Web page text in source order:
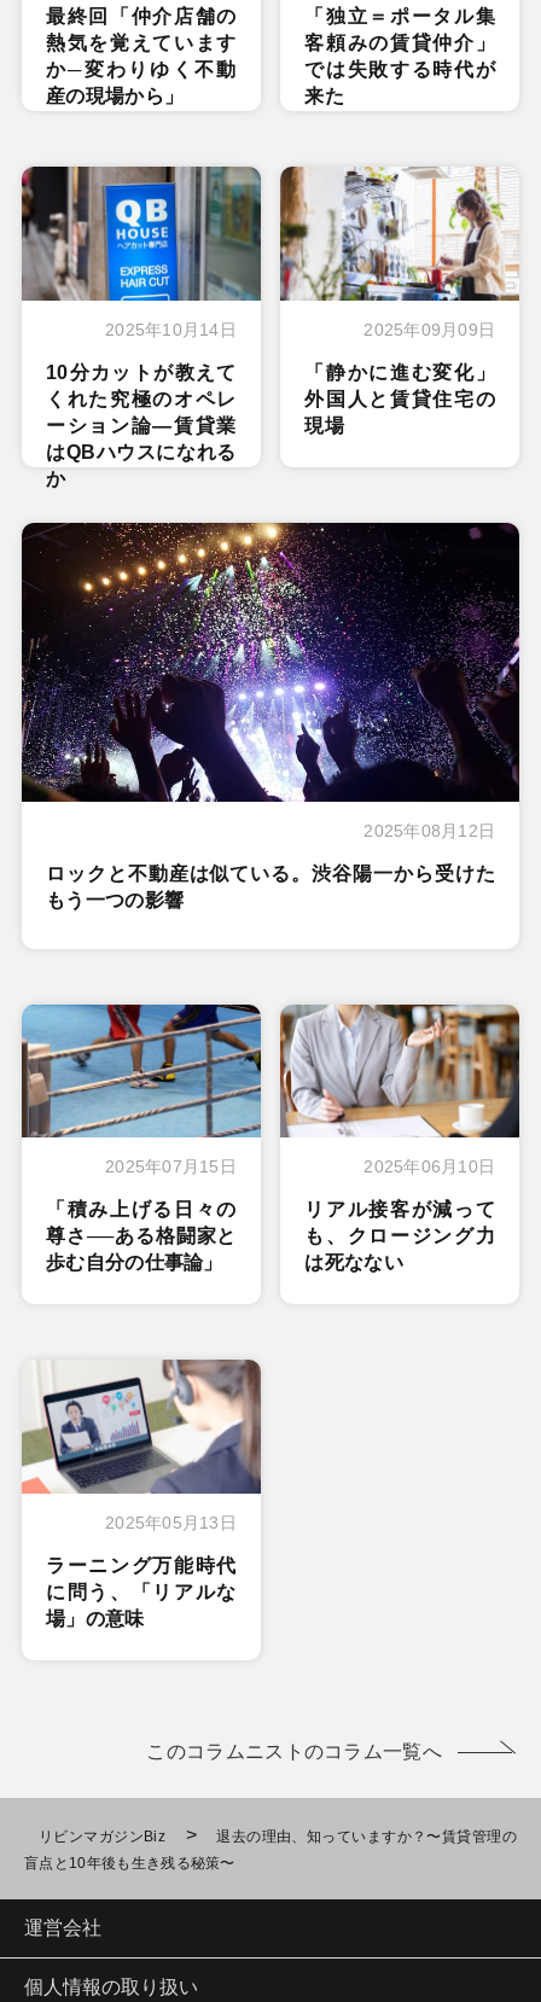
最終回「仲介店舗の
熱気を覚えています
か─変わりゆく不動
産の現場から」
「独立＝ポータル集
客頼みの賃貸仲介」
では失敗する時代が
来た
2025年10月14日
10分カットが教えて
くれた究極のオペレ
ーション論―賃貸業
はQBハウスになれる
か
2025年09月09日
「静かに進む変化」
外国人と賃貸住宅の
現場
2025年08月12日
ロックと不動産は似ている。渋谷陽一から受けた
もう一つの影響
2025年07月15日
「積み上げる日々の
尊さ──ある格闘家と
歩む自分の仕事論」
2025年06月10日
リアル接客が減って
も、クロージング力
は死なない
2025年05月13日
ラーニング万能時代
に問う、「リアルな
場」の意味
このコラムニストのコラム一覧へ
リビンマガジンBiz >
退去の理由、知っていますか？〜賃貸管理の
盲点と10年後も生き残る秘策〜
運営会社
個人情報の取り扱い